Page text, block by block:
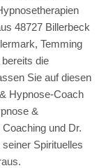
48727 Billerbeck
Temming
die
Sie auf diesen
Hypnose-Coach
&
und Dr.
Spirituelles